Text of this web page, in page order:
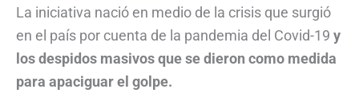
La iniciativa nació en medio de la crisis que surgió
en el país por cuenta de la pandemia del Covid-19 y
los despidos masivos que se dieron como medida
para apaciguar el golpe.